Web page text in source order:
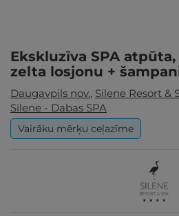
Ekskluzīva SPA atpūta,
zelta losjonu +
Daugavpils nov., Silene Resort &
Silene - Dabas SPA
Vairāku mērķu ceļazīme